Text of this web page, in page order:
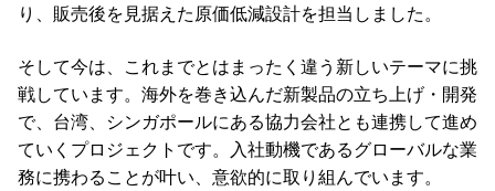
り、販売後を見据えた原価低減設計を担当しました。
そして今は、これまでとはまったく違う新しいテーマに挑
戦しています。海外を巻き込んだ新製品の立ち上げ・開発
で、台湾、シンガポールにある協力会社とも連携して進め
ていくプロジェクトです。入社動機であるグローバルな業
務に携わることが叶い、意欲的に取り組んでいます。